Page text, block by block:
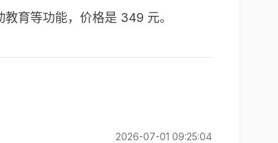
育等功能，价格是 349 元。
2026-07-01 09:25:04